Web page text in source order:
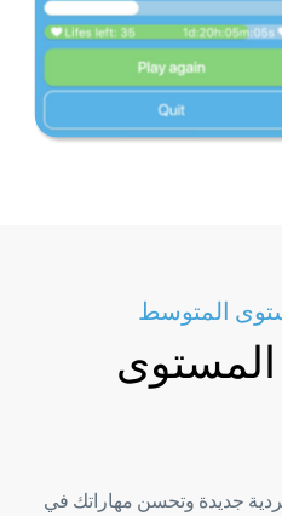
المتوسط
جديدة وتحسن مهاراتك في